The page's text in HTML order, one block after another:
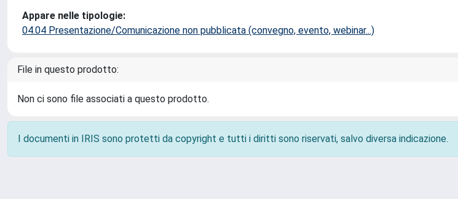
Appare nelle tipologie:
04.04 Presentazione/Comunicazione non pubblicata (convegno, evento, webinar...)
File in questo prodotto:
Non ci sono file associati a questo prodotto.
I documenti in IRIS sono protetti da copyright e tutti i diritti sono riservati, salvo diversa indicazione.